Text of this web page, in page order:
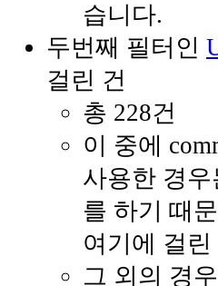
습니다.
두번째 필터인
걸린 건
총 228건
이 중에
사용한 경
를 하기 때
여기에 걸린
그 외의 경